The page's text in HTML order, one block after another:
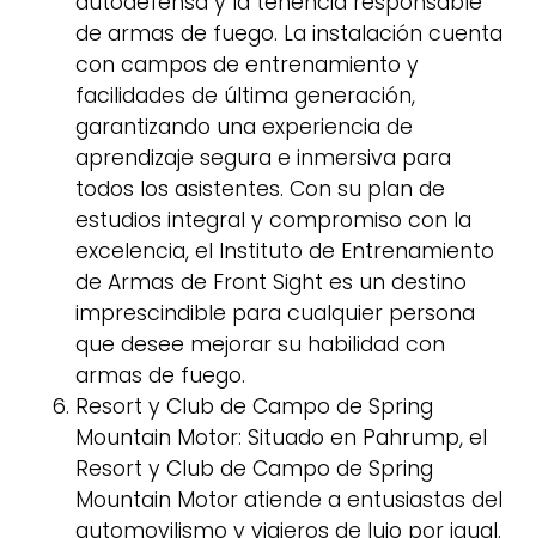
de armas de fuego. La instalación cuenta
con campos de entrenamiento y
facilidades de última generación,
garantizando una experiencia de
aprendizaje segura e inmersiva para
todos los asistentes. Con su plan de
estudios integral y compromiso con la
excelencia, el Instituto de Entrenamiento
de Armas de Front Sight es un destino
imprescindible para cualquier persona
que desee mejorar su habilidad con
armas de fuego.
Resort y Club de Campo de Spring
Mountain Motor: Situado en Pahrump, el
Resort y Club de Campo de Spring
Mountain Motor atiende a entusiastas del
automovilismo y viajeros de lujo por igual.